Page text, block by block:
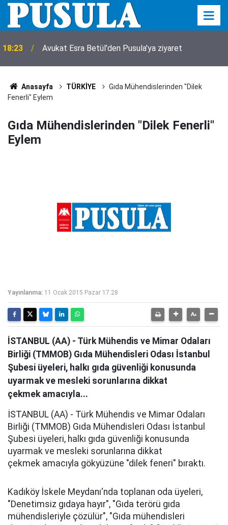
18:23 Avukat Esra Betül'den Pusula'ya ziyaret
17:52
uçurumdan sağ çıkarıldı
Anasayfa TÜRKİYE
Gıda Mühendislerinden "Dilek
Fenerli" Eylem
Gıda Mühendislerinden "Dilek Fenerli"
Eylem
Yayınlanma: 11 Ocak 2015 Pazar 17:28
İSTANBUL (AA) - Türk Mühendis ve Mimar Odaları
Birliği (TMMOB) Gıda Mühendisleri Odası İstanbul
Şubesi üyeleri, halkı gıda güvenliği konusunda
uyarmak ve mesleki sorunlarına dikkat
çekmek amacıyla...
İSTANBUL (AA) - Türk Mühendis ve Mimar Odaları
Birliği (TMMOB) Gıda Mühendisleri Odası İstanbul
Şubesi üyeleri, halkı gıda güvenliği konusunda
uyarmak ve mesleki sorunlarına dikkat
çekmek amacıyla gökyüzüne "dilek feneri" bıraktı.
Kadıköy İskele Meydanı'nda toplanan oda üyeleri,
"Denetimsiz gıdaya hayır", "Gıda terörü gıda
mühendisleriyle çözülür", "Gıda mühendisleri